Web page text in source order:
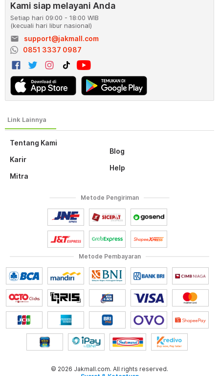
Tentang Kami
Karir
Mitra
Blog
Help
Kami siap melayani Anda
Setiap hari 09:00 - 18:00 WIB
(kecuali hari libur nasional)
email
support@jakmall.com
0851 3337 0987
Metode Pembayaran
Metode Pengiriman
© 2026 Jakmall.com. All rights reserved.